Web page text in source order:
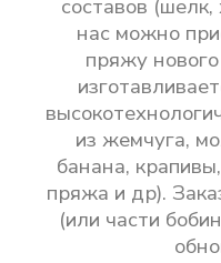
составов (шелк,
нас можно
пряжу
из жемчуга,
банана,
пряжа и др).
(или части